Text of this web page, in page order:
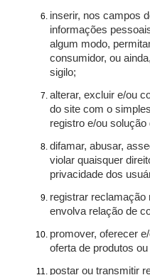
inserir, nos campos
informações
algum modo,
consumidor, ou
sigilo;
alterar, excluir e/ou
do site com o
registro e/ou solução
difamar, abusar,
violar quaisquer
privacidade dos
registrar reclamação
envolva relação de
promover, oferecer
oferta de produtos
postar ou transmitir